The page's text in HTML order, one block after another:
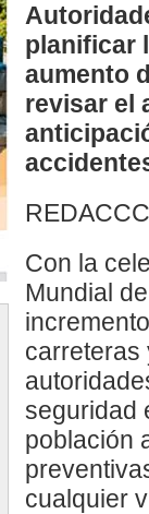
planificar
aumento
revisar el
Con la
Mundial
carreteras
seguridad
población
cualquier